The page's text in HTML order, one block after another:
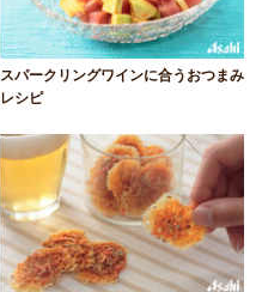
スパークリングワインに合うおつまみ
レシピ